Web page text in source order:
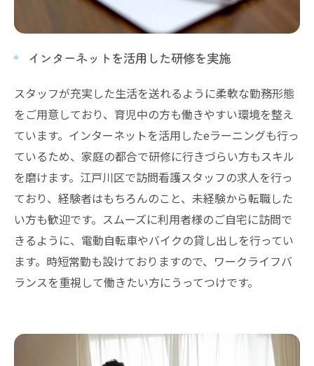
インターネットを活用した研修を実施
スタッフが充実した生活を送れるように柔軟な勤務形態
をご用意しており、育児中の方も働きやすい環境を整え
ています。インターネットを活用したeラーニングも行っ
ているため、家庭の都合で研修に行きづらい方もスキル
を磨けます。江戸川区で訪問看護スタッフの求人を行っ
ており、経験者はもちろんのこと、未経験から転職した
い方も歓迎です。スムーズに利用者様のご自宅に訪問で
きるように、電動自転車やバイクの貸し出しを行ってい
ます。時短常勤も設けておりますので、ワークライフバ
ランスを重視して働きたい方にうってつけです。